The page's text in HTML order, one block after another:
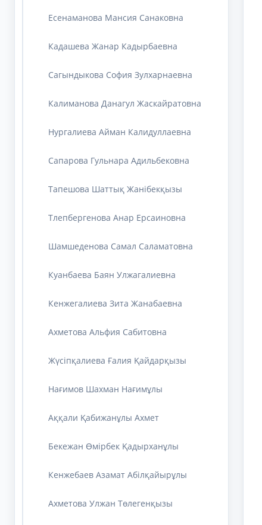
Есенаманова Мансия Санаковна
Кадашева Жанар Кадырбаевна
Сагындыкова София Зулхарнаевна
Калиманова Данагул Жаскайратовна
Нургалиева Айман Калидуллаевна
Сапарова Гульнара Адильбековна
Тапешова Шаттық Жанібекқызы
Тлепбергенова Анар Ерсаиновна
Шамшеденова Самал Саламатовна
Куанбаева Баян Улжагалиевна
Кенжегалиева Зита Жанабаевна
Ахметова Альфия Сабитовна
Жүсіпқалиева Ғалия Қайдарқызы
Нағимов Шахман Нағимұлы
Аққали Қабижанұлы Ахмет
Бекежан Өмірбек Қадырханұлы
Кенжебаев Азамат Абілқайырұлы
Ахметова Улжан Төлегенқызы